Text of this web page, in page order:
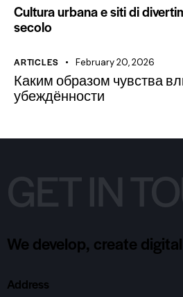
Cultura urbana e siti di
secolo
ARTICLES February 20, 2026
Каким образом чувства
убеждённости
We develop, create
Address